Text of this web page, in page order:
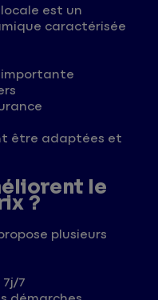
est un
caractérisée
être adaptées et
le
?
plusieurs
7